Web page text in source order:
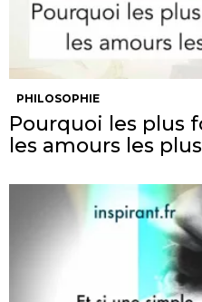
PHILOSOPHIE
Pourquoi les plus
les amours les